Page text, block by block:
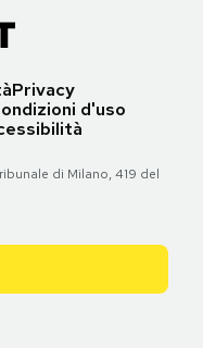
Privacy
d'uso
di Milano, 419 del